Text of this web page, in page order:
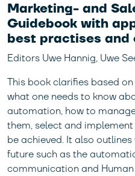
Marketing- and
Guidebook with
best practises and
Editors Uwe Hannig, Uwe
This book clarifies based
what one needs to know
automation, how to
them, select and
be achieved. It also
future such as the
communication and Human